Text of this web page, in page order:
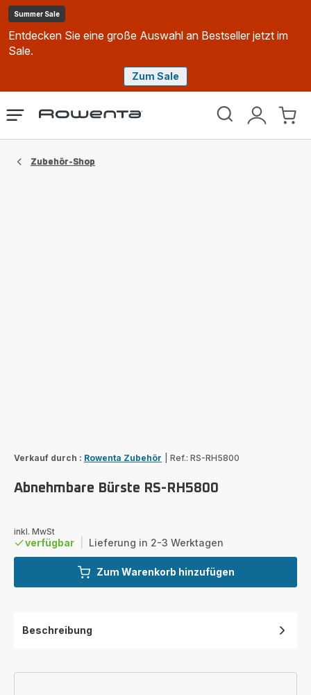
Summer Sale
Entdecken Sie eine große Auswahl an Bestseller jetzt im
Sale.
Zum Sale
Rowenta
Mein
Mein
Das
Zubehör-Shop
Verkauf durch : Rowenta Zubehör Ref.: RS-RH5800
Abnehmbare Bürste RS-RH5800
inkl. MwSt
verfügbar Lieferung in 2-3 Werktagen
Zum Warenkorb hinzufügen
Beschreibung